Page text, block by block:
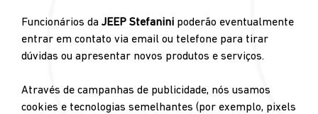
Funcionários da JEEP Stefanini poderão eventualmente
entrar em contato via email ou telefone para tirar
dúvidas ou apresentar novos produtos e serviços.
Através de campanhas de publicidade, nós usamos
cookies e tecnologias semelhantes (por exemplo, pixels